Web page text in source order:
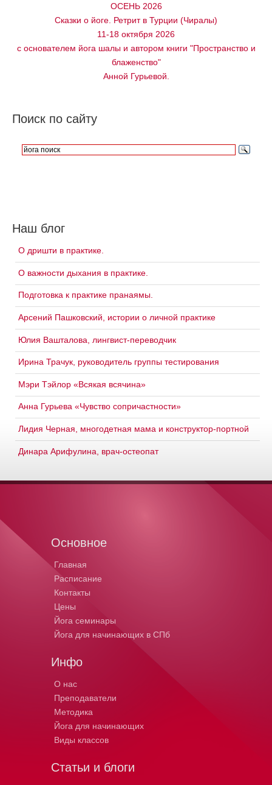
ОСЕНЬ 2026
Сказки о йоге. Ретрит в Турции (Чиралы)
11-18 октября 2026
с основателем йога шалы и автором книги "Пространство и
блаженство"
Анной Гурьевой.
Поиск по сайту
Наш блог
О дришти в практике.
О важности дыхания в практике.
Подготовка к практике пранаямы.
Арсений Пашковский, истории о личной практике
Юлия Вашталова, лингвист-переводчик
Ирина Трачук, руководитель группы тестирования
Мэри Тэйлор «Всякая всячина»
Анна Гурьева «Чувство сопричастности»
Лидия Черная, многодетная мама и конструктор-портной
Динара Арифулина, врач-остеопат
Основное
Главная
Расписание
Контакты
Цены
Йога семинары
Йога для начинающих в СПб
Инфо
О нас
Преподаватели
Методика
Йога для начинающих
Виды классов
Статьи и блоги